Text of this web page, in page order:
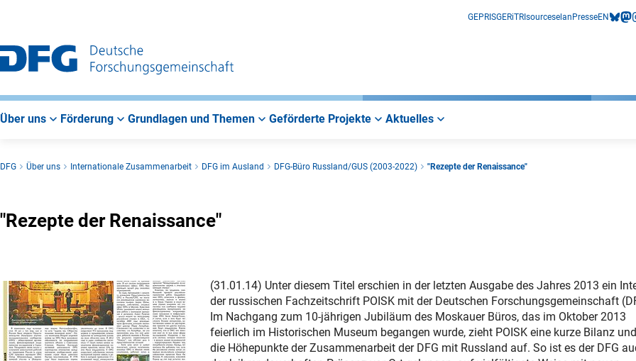
GEPRISGERiTRIsourceselan PresseEN
Über uns Förderung Grundlagen und Themen Geförderte Projekte Aktuelles
DFG Über uns Internationale Zusammenarbeit DFG im Ausland DFG-Büro Russland/GUS (2003-2022) "Rezepte der Renaissance"
"Rezepte der Renaissance"
(31.01.14) Unter diesem Titel erschien in der letzten Ausgabe des Jahres 2013 ein
der russischen Fachzeitschrift POISK mit der Deutschen Forschungsgemeinschaft
Im Nachgang zum 10-jährigen Jubiläum des Moskauer Büros, das im Oktober 2013
feierlich im Historischen Museum begangen wurde, zieht POISK eine kurze Bilanz
die Höhepunkte der Zusammenarbeit der DFG mit Russland auf. So ist es der DFG